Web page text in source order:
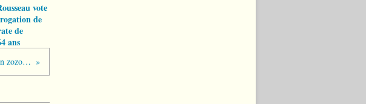
vote
de
de
ans
Le contre-Grenelle de Lyon et Nicolas HULOT un zozo de l'écologie